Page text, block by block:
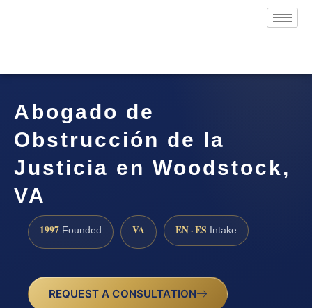
Abogado de
Obstrucción de la
Justicia en Woodstock,
VA
1997 Founded VA EN · ES Intake
REQUEST A CONSULTATION